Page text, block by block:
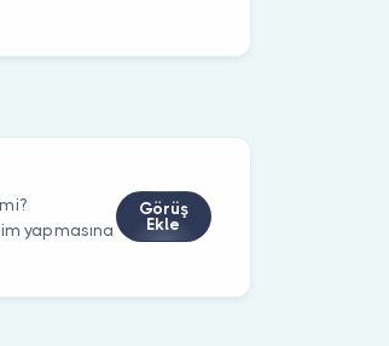
yapmasına
Görüş
Ekle